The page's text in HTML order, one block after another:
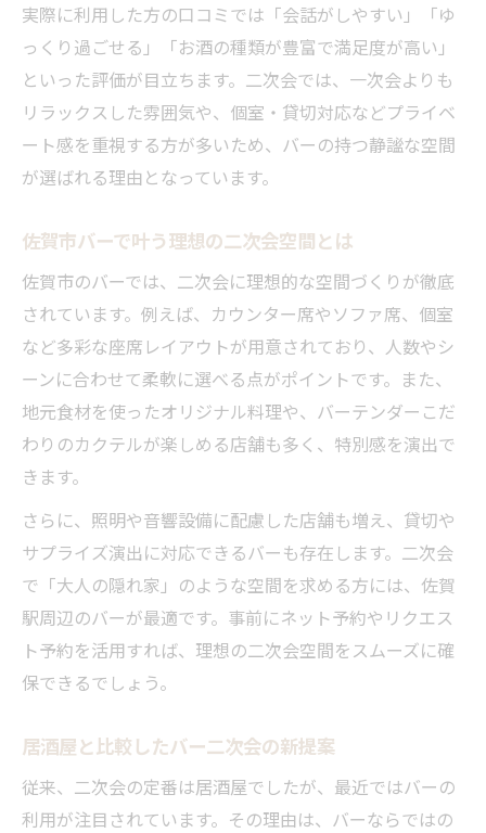
実際に利用した方の口コミでは「会話がしやすい」「ゆ
っくり過ごせる」「お酒の種類が豊富で満足度が高い」
といった評価が目立ちます。二次会では、一次会よりも
リラックスした雰囲気や、個室・貸切対応などプライベ
ート感を重視する方が多いため、バーの持つ静謐な空間
が選ばれる理由となっています。
佐賀市バーで叶う理想の二次会空間とは
佐賀市のバーでは、二次会に理想的な空間づくりが徹底
されています。例えば、カウンター席やソファ席、個室
など多彩な座席レイアウトが用意されており、人数やシ
ーンに合わせて柔軟に選べる点がポイントです。また、
地元食材を使ったオリジナル料理や、バーテンダーこだ
わりのカクテルが楽しめる店舗も多く、特別感を演出で
きます。
さらに、照明や音響設備に配慮した店舗も増え、貸切や
サプライズ演出に対応できるバーも存在します。二次会
で「大人の隠れ家」のような空間を求める方には、佐賀
駅周辺のバーが最適です。事前にネット予約やリクエス
ト予約を活用すれば、理想の二次会空間をスムーズに確
保できるでしょう。
居酒屋と比較したバー二次会の新提案
従来、二次会の定番は居酒屋でしたが、最近ではバーの
利用が注目されています。その理由は、バーならではの